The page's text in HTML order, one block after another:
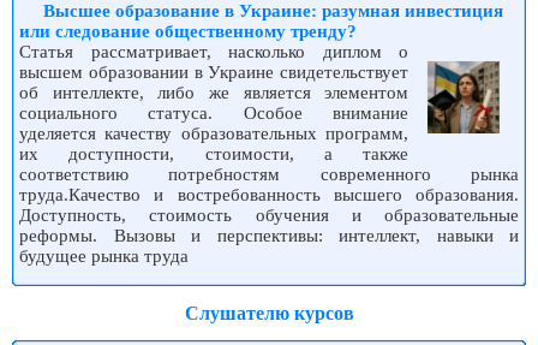
Высшее образование в Украине: разумная инвестиция
или следование общественному тренду?
Статья рассматривает, насколько диплом о
высшем образовании в Украине свидетельствует
об интеллекте, либо же является элементом
социального статуса. Особое внимание
уделяется качеству образовательных программ,
их доступности, стоимости, а также
соответствию потребностям современного рынка
труда.Качество и востребованность высшего образования.
Доступность, стоимость обучения и образовательные
реформы. Вызовы и перспективы: интеллект, навыки и
будущее рынка труда
Слушателю курсов